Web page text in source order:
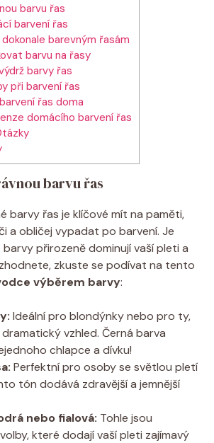
barvu řas
barvení řas
barevným řasám
barvu na řasy
barvy řas
při barvení řas
řas doma
domácího barvení řas
barvu řas
barvy řas je klíčové mít na paměti,
a obličej vypadat po barvení. Je
přirozeně dominují vaší pleti a
zkuste se podívat na tento
výběrem barvy:
Ideální pro blondýnky nebo pro ty,
vzhled. Černá barva
chlapce a dívku!
Perfektní pro osoby se světlou pletí
tón dodává zdravější a jemnější
nebo fialová: Tohle jsou
které dodají vaší pleti zajímavý